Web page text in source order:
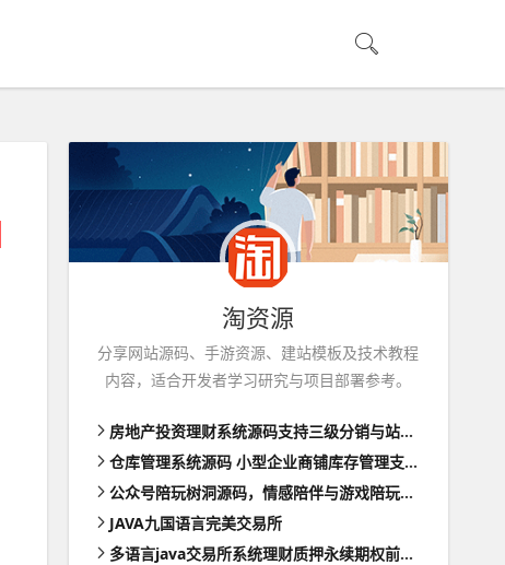
淘资源
分享网站源码、手游资源、建站模板及技术教程
内容，适合开发者学习研究与项目部署参考。
房地产投资理财系统源码支持三级分销与站内转账功能前端html
仓库管理系统源码 小型企业商铺库存管理支持扫码枪
公众号陪玩树洞源码，情感陪伴与游戏陪玩的程序
JAVA九国语言完美交易所
多语言java交易所系统理财质押永续期权前端uianpp